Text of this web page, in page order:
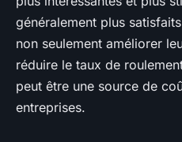
généralement plus
non seulement améliorer
réduire le taux de
peut être une source de
entreprises.